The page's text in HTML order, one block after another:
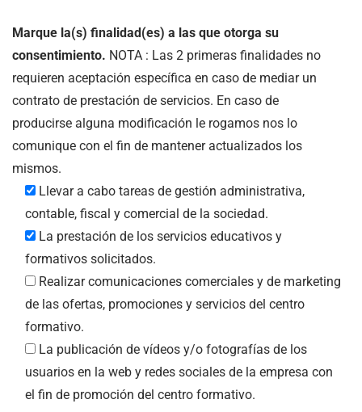
Marque la(s) finalidad(es) a las que otorga su
consentimiento. NOTA : Las 2 primeras finalidades no
requieren aceptación específica en caso de mediar un
contrato de prestación de servicios. En caso de
producirse alguna modificación le rogamos nos lo
comunique con el fin de mantener actualizados los
mismos.
Llevar a cabo tareas de gestión administrativa,
contable, fiscal y comercial de la sociedad.
La prestación de los servicios educativos y
formativos solicitados.
Realizar comunicaciones comerciales y de marketing
de las ofertas, promociones y servicios del centro
formativo.
La publicación de vídeos y/o fotografías de los
usuarios en la web y redes sociales de la empresa con
el fin de promoción del centro formativo.